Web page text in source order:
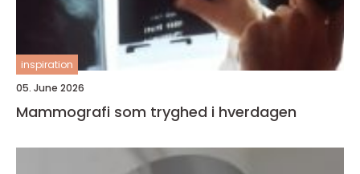
inspiration
05. June 2026
Mammografi som tryghed i hverdagen